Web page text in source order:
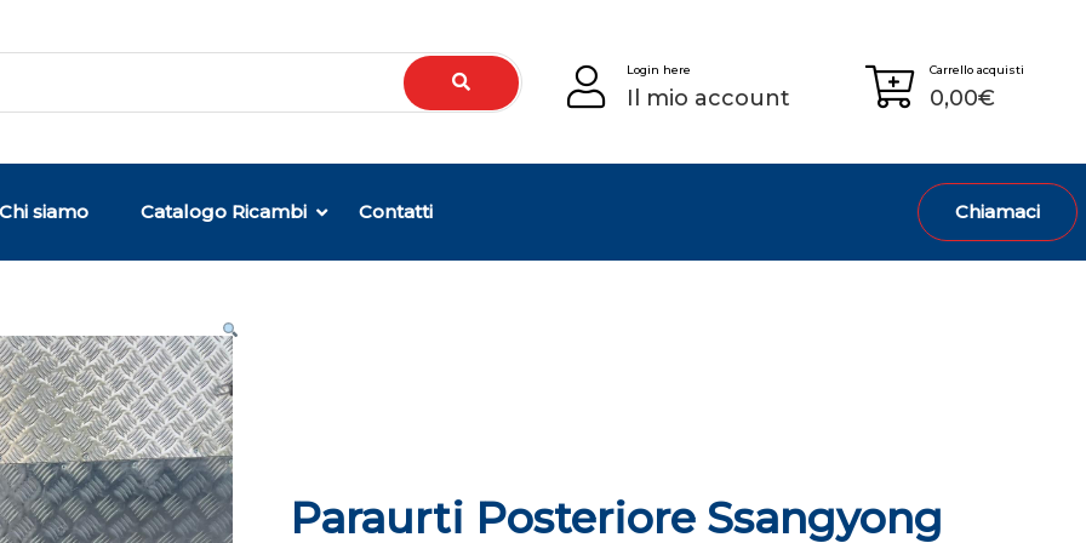
Login here
Il mio account
Carrello acquisti
0,00€
Chi siamo Catalogo Ricambi Contatti Chiamaci
Paraurti Posteriore Ssangyong